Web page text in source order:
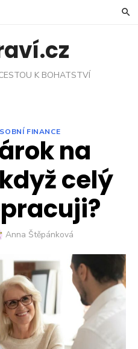
K BOHATSTVÍ
FINANCE
na
celý
Author
Anna Štěpánková